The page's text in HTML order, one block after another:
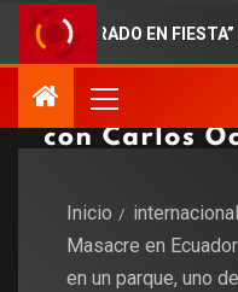
EN FIESTA” EL
Inicio
internacional
Masacre en
en un parque, uno